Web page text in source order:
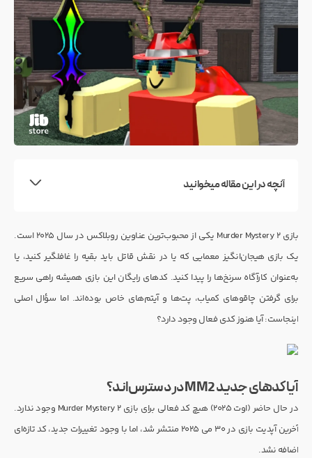
آنچه در این مقاله میخوانید
بازی Murder Mystery 2 یکی از محبوب‌ترین عناوین روبلاکس در سال ۲۰۲۵ است.
یک بازی هیجان‌انگیز معمایی که یا در نقش قاتل باید بقیه را غافلگیر کنید، یا
به‌عنوان کارآگاه سرنخ‌ها را پیدا کنید. کدهای رایگان این بازی همیشه راهی سریع
برای گرفتن چاقوهای کمیاب، پت‌ها و آیتم‌های خاص بوده‌اند. اما سؤال اصلی
اینجاست: آیا هنوز کدی فعال وجود دارد؟
آیا کدهای جدید MM2 در دسترس‌اند؟
در حال حاضر (اوت ۲۰۲۵) هیچ کد فعالی برای بازی Murder Mystery 2 وجود ندارد.
آخرین آپدیت بازی در ۳۰ می ۲۰۲۵ منتشر شد، اما با وجود تغییرات جدید، کد تازه‌ای
اضافه نشد.